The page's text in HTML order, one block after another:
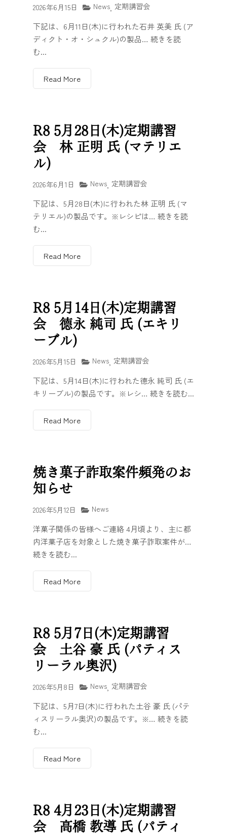
2026年6月15日 News 定期講習会
下記は、6月11日(木)に行われた石井 英美 氏 (ア
ディクト・オ・シュクル)の製品… 続きを読
む...
Read More
R8 5月28日(木)定期講習
会 林 正明 氏 (マテリエ
ル)
2026年6月1日 News 定期講習会
下記は、5月28日(木)に行われた林 正明 氏 (マ
テリエル)の製品です。※レシピは… 続きを読
む...
Read More
R8 5月14日(木)定期講習
会 德永 純司 氏 (エキリ
ーブル)
2026年5月15日 News 定期講習会
下記は、5月14日(木)に行われた德永 純司 氏 (エ
キリーブル)の製品です。※レシ… 続きを読む...
Read More
焼き菓子詐取案件頻発のお
知らせ
2026年5月12日
News
洋菓子関係の皆様へご連絡 4月頃より、主に都
内洋菓子店を対象とした焼き菓子詐取案件が…
続きを読む...
Read More
R8 5月7日(木)定期講習
会 土谷 豪 氏 (パティス
リーラル奥沢)
2026年5月8日 News 定期講習会
下記は、5月7日(木)に行われた土谷 豪 氏 (パテ
ィスリーラル奥沢)の製品です。※… 続きを読
む...
Read More
R8 4月23日(木)定期講習
会 高橋 教導 氏 (パティ